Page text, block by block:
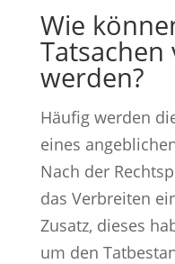
Wie
werden?
Häufig werden
eines
Nach der
das Verbreiten
Zusatz, dieses
um den